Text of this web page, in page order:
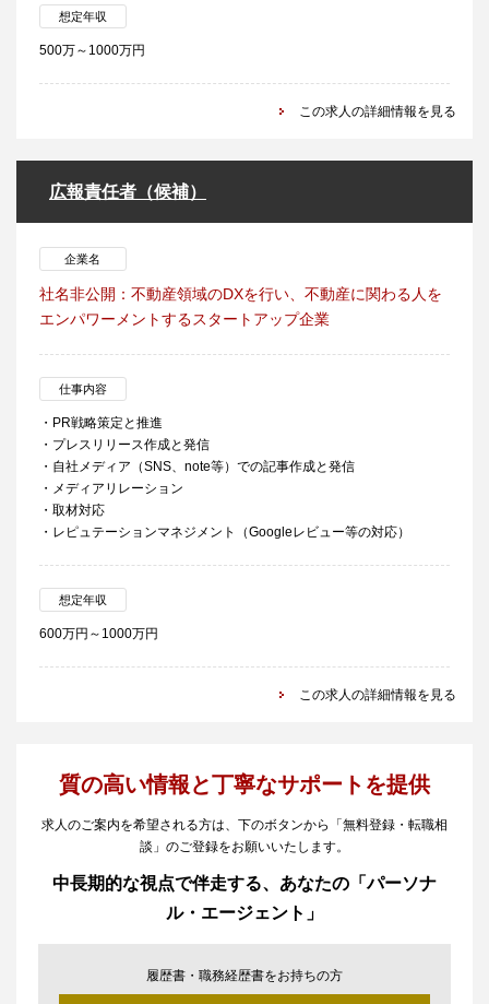
想定年収
500万～1000万円
この求人の詳細情報を見る
広報責任者（候補）
企業名
社名非公開：不動産領域のDXを行い、不動産に関わる人を
エンパワーメントするスタートアップ企業
仕事内容
・PR戦略策定と推進
・プレスリリース作成と発信
・自社メディア（SNS、note等）での記事作成と発信
・メディアリレーション
・取材対応
・レピュテーションマネジメント（Googleレビュー等の対応）
想定年収
600万円～1000万円
この求人の詳細情報を見る
質の高い情報と丁寧なサポートを提供
求人のご案内を希望される方は、下のボタンから「無料登録・転職相
談」のご登録をお願いいたします。
中長期的な視点で伴走する、あなたの「パーソナ
ル・エージェント」
履歴書・職務経歴書をお持ちの方